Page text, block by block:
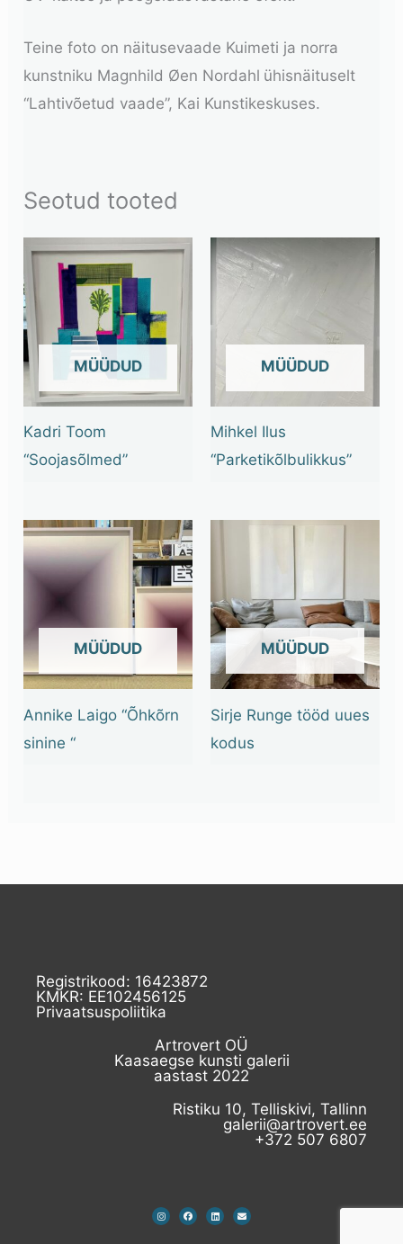
Teine foto on näitusevaade Kuimeti ja norra
kunstniku Magnhild Øen Nordahl ühisnäituselt
“Lahtivõetud vaade”, Kai Kunstikeskuses.
Seotud tooted
OUT OF STOCK
Kadri Toom
“Soojasõlmed”
OUT OF STOCK
Mihkel Ilus
“Parketikõlbulikkus”
OUT OF STOCK
Annike Laigo “Õhkõrn
sinine “
OUT OF STOCK
Sirje Runge tööd uues
kodus
Registrikood: 16423872
KMKR: EE102456125
Privaatsuspoliitika
Artrovert OÜ
Kaasaegse kunsti galerii
aastast 2022
Ristiku 10, Telliskivi, Tallinn
galerii@artrovert.ee
+372 507 6807​
n
s
t
a
c
e
i
n
k
n
v
e